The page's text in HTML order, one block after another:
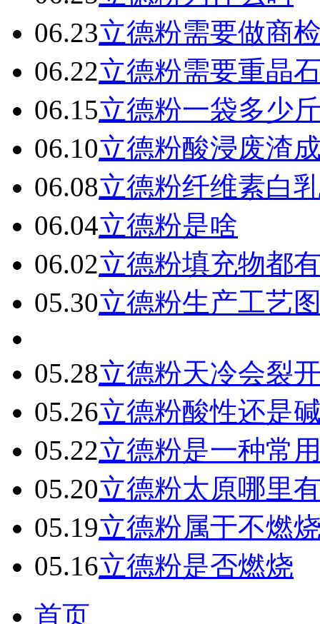
06.23立德粉需要做商
06.22立德粉需要重晶
06.15立德粉一袋多少
06.10立德粉酸浸废渣
06.08立德粉纤维素白
06.04立德粉是啥
06.02立德粉填充物都
05.30立德粉生产工艺
05.28立德粉天冷会裂
05.26立德粉酸性还是
05.22立德粉是一种常
05.20立德粉太原哪里
05.19立德粉属于不燃
05.16立德粉是否燃烧
首页